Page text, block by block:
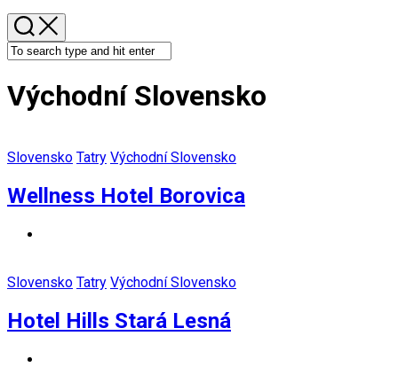
Východní Slovensko
Slovensko Tatry Východní Slovensko
Wellness Hotel Borovica
Slovensko Tatry Východní Slovensko
Hotel Hills Stará Lesná